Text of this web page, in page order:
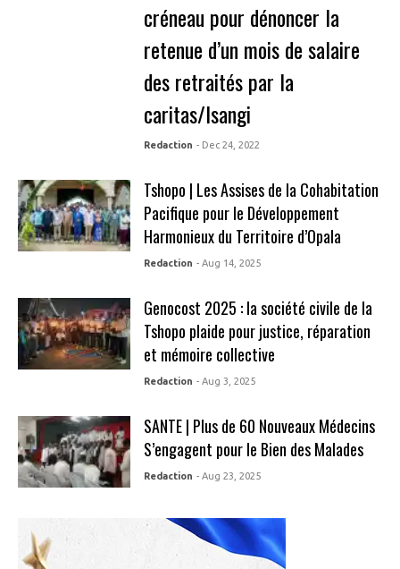
créneau pour dénoncer la
retenue d’un mois de salaire
des retraités par la
caritas/Isangi
Redaction - Dec 24, 2022
Tshopo | Les Assises de la Cohabitation
Pacifique pour le Développement
Harmonieux du Territoire d’Opala
Redaction - Aug 14, 2025
Genocost 2025 : la société civile de la
Tshopo plaide pour justice, réparation
et mémoire collective
Redaction - Aug 3, 2025
SANTE | Plus de 60 Nouveaux Médecins
S’engagent pour le Bien des Malades
Redaction - Aug 23, 2025